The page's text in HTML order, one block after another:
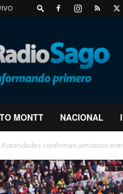
MONTT NACIONAL
Autoridades confirman amistoso